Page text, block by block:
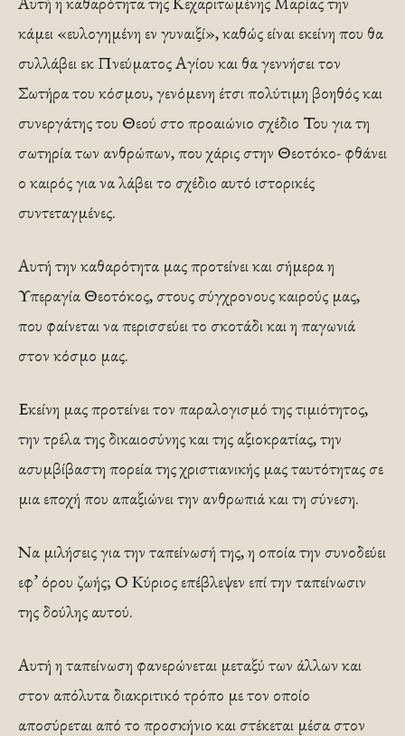
κάμει «ευλογημένη εν γυναιξί», καθώς είναι εκείνη που θα
συλλάβει εκ Πνεύματος Αγίου και θα γεννήσει τον
Σωτήρα του κόσμου, γενόμενη έτσι πολύτιμη βοηθός και
συνεργάτης του Θεού στο προαιώνιο σχέδιο Του για τη
σωτηρία των ανθρώπων, που χάρις στην Θεοτόκο- φθάνει
ο καιρός για να λάβει το σχέδιο αυτό ιστορικές
συντεταγμένες.
Αυτή την καθαρότητα μας προτείνει και σήμερα η
Υπεραγία Θεοτόκος, στους σύγχρονους καιρούς μας,
που φαίνεται να περισσεύει το σκοτάδι και η παγωνιά
στον κόσμο μας.
Εκείνη μας προτείνει τον παραλογισμό της τιμιότητος,
την τρέλα της δικαιοσύνης και της αξιοκρατίας, την
ασυμβίβαστη πορεία της χριστιανικής μας ταυτότητας σε
μια εποχή που απαξιώνει την ανθρωπιά και τη σύνεση.
Να μιλήσεις για την ταπείνωσή της, η οποία την συνοδεύει
εφ’ όρου ζωής; Ο Κύριος επέβλεψεν επί την ταπείνωσιν
της δούλης αυτού.
Αυτή η ταπείνωση φανερώνεται μεταξύ των άλλων και
στον απόλυτα διακριτικό τρόπο με τον οποίο
αποσύρεται από το προσκήνιο και στέκεται μέσα στον